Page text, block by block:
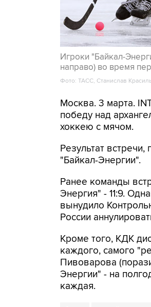
Игроки "Байкал-
направо) во время
Фото: ТАСС, Станислав
Москва. 3 марта.
победу над
хоккею с мячом.
Результат
"Байкал-Энергии".
Ранее команды
Энергия" - 11:9.
вынудило
России
Кроме того, КДК
каждого, самого
Пивоварова
Энергии" - на
каждая.